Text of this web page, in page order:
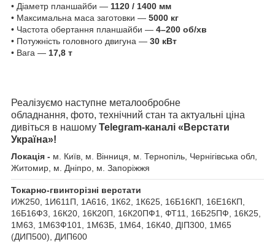
• Діаметр планшайби — 1120 / 1400 мм
• Максимальна маса заготовки — 5000 кг
• Частота обертання планшайби — 4–200 об/хв
• Потужність головного двигуна — 30 кВт
• Вага — 17,8 т
Реалізуємо наступне металообробне
обладнання, фото, технічний стан та актуальні ціна
дивіться в нашому Telegram-каналі «Верстати
Україна»!
Локація - м. Київ, м. Вінниця, м. Тернопіль, Чернігівська обл,
Житомир, м. Дніпро, м. Запоріжжя
Токарно-гвинторізні верстати
ИЖ250, 1И611П, 1А616, 1К62, 1К625, 16Б16КП, 16Е16КП,
16Б16Ф3, 16К20, 16К20П, 16К20ПФ1, ФТ11, 16Б25ПФ, 16К25,
1М63, 1М63Ф101, 1М63Б, 1М64, 16К40, ДІП300, 1М65
(ДИП500), ДИП600